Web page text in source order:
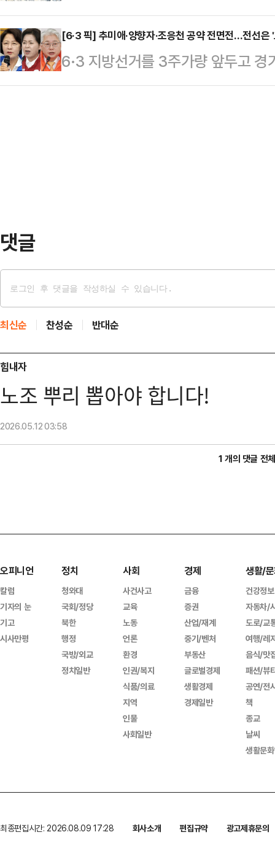
입장을 물었다.두 후보는 11일 강
방선거 강원도지사 후보자 토론회
보의 과거 서울시장 출마 당시 발언
됐을까"라고 말했다.…
대한 시장 기대감이 커지고 있다.이
‘ACE K휴머노이드로봇산업
중 1위를 차지했다.12일 한국거래
이드로봇산업TOP2+’의 최근 1개
[6·3 픽] 추미애·양향자·조응천 공약 전면전…전선은
6·3 지방선거를 3주가량 앞두고
입했다. 후보들은 경기도 최대 현안
댓글
최신순 찬성순 반대순
힘내자
노조 뿌리 뽑아야 합니다!
2026.05.1203:58
1 개의 댓글 전
오피니언
칼럼
기자의 눈
기고
시사만평
정치
청와대
국회/정당
북한
행정
국방/외교
정치일반
사회
사건사고
교육
노동
언론
환경
인권/복지
식품/의료
지역
인물
사회일반
경제
금융
증권
산업/재계
중기/벤처
부동산
글로벌경제
생활경제
경제일반
생활/
건강정보
자동차/
도로/교
여행/레
음식/맛
패션/뷰
공연/전
책
종교
날씨
생활문
최종편집시간: 2026.08.09 17:28 회사소개 편집규약
광고제휴문의